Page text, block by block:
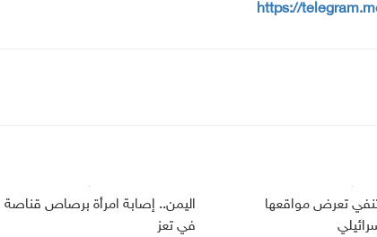
https://
تعرض مواقعها
اليمن.. إصابة امرأة برصاص قناصة
في تعز